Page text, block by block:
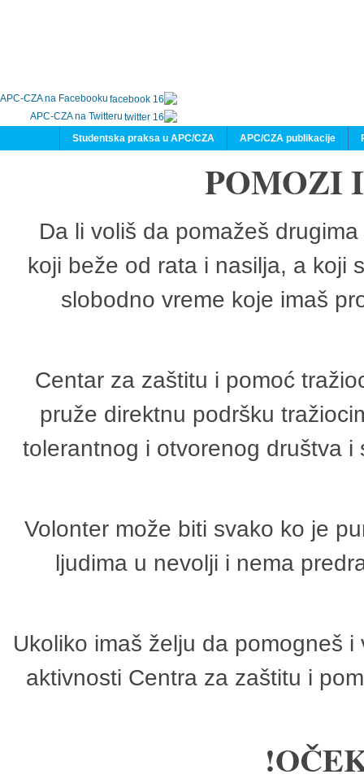
APC-CZA na Facebooku
APC-CZA na Twitteru
APC/CZA publikacije
Studentska praksa u APC/CZA
POMOZI
Da li voliš da pomažeš
koji beže od rata i nasilja, a koji
slobodno vreme koje imaš
Centar za zaštitu i pomoć
pruže direktnu podršku
tolerantnog i otvorenog društva
Volonter može biti svako ko je
ljudima u nevolji i nema
Ukoliko imaš želju da pomogneš
aktivnosti Centra za zaštitu i